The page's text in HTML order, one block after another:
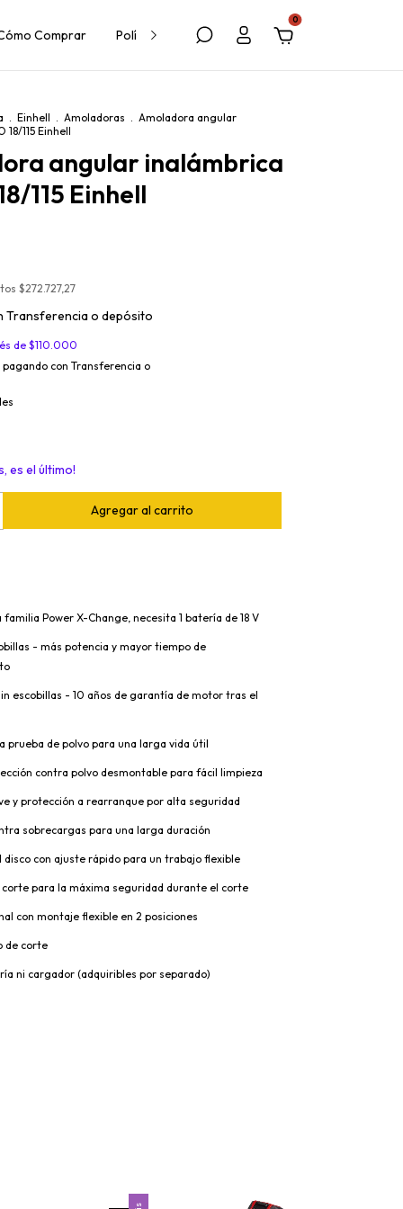
Comprar Política de Cambios y Devoluciones
0
. Einhell . Amoladoras . Amoladora angular
18/115 Einhell
angular inalámbrica
115 Einhell
$272.727,27
Transferencia o depósito
de$110.000
pagando con Transferencia o
es el último!
Power X-Change, necesita 1 batería de 18 V
- más potencia y mayor tiempo de
escobillas - 10 años de garantía de motor tras el
prueba de polvo para una larga vida útil
contra polvo desmontable para fácil limpieza
y protección a rearranque por alta seguridad
sobrecargas para una larga duración
disco con ajuste rápido para un trabajo flexible
para la máxima seguridad durante el corte
con montaje flexible en 2 posiciones
de corte
ni cargador (adquiribles por separado)